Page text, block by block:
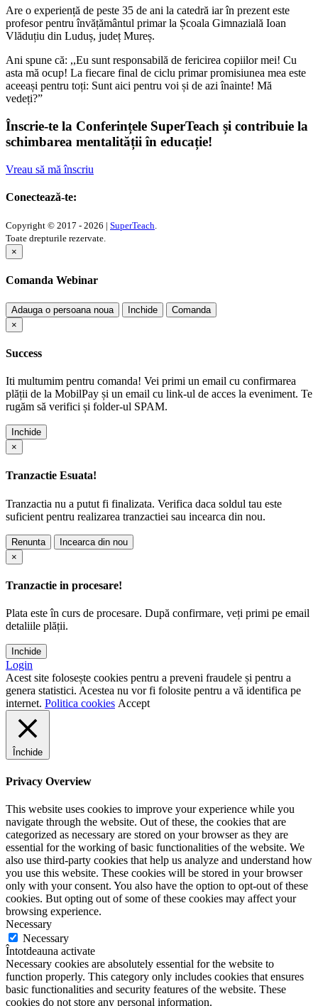
Are o experiență de peste 35 de ani la catedră iar în prezent este
profesor pentru învățământul primar la Școala Gimnazială Ioan
Vlăduțiu din Luduș, județ Mureș.
Ani spune că: ,,Eu sunt responsabilă de fericirea copiilor mei! Cu
asta mă ocup! La fiecare final de ciclu primar promisiunea mea este
aceeași pentru toți: Sunt aici pentru voi și de azi înainte! Mă
vedeți?”
Înscrie-te la Conferințele SuperTeach și contribuie la
schimbarea mentalității în educație!
Vreau să mă înscriu
Conectează-te:
Copyright © 2017 - 2026 | SuperTeach.
Toate drepturile rezervate.
×
Comanda Webinar
Adauga o persoana noua Inchide
Comanda
×
Success
Iti multumim pentru comanda! Vei primi un email cu confirmarea
plății de la MobilPay și un email cu link-ul de acces la eveniment. Te
rugăm să verifici și folder-ul SPAM.
Inchide
×
Tranzactie Esuata!
Tranzactia nu a putut fi finalizata. Verifica daca soldul tau este
suficient pentru realizarea tranzactiei sau incearca din nou.
Renunta
Incearca din nou
×
Tranzactie in procesare!
Plata este în curs de procesare. După confirmare, veți primi pe email
detaliile plății.
Inchide
Login
Acest site folosește cookies pentru a preveni fraudele și pentru a
genera statistici. Acestea nu vor fi folosite pentru a vă identifica pe
internet. Politica cookies Accept
Închide
Privacy Overview
This website uses cookies to improve your experience while you
navigate through the website. Out of these, the cookies that are
categorized as necessary are stored on your browser as they are
essential for the working of basic functionalities of the website. We
also use third-party cookies that help us analyze and understand how
you use this website. These cookies will be stored in your browser
only with your consent. You also have the option to opt-out of these
cookies. But opting out of some of these cookies may affect your
browsing experience.
Necessary
Necessary
Întotdeauna activate
Necessary cookies are absolutely essential for the website to
function properly. This category only includes cookies that ensures
basic functionalities and security features of the website. These
cookies do not store any personal information.